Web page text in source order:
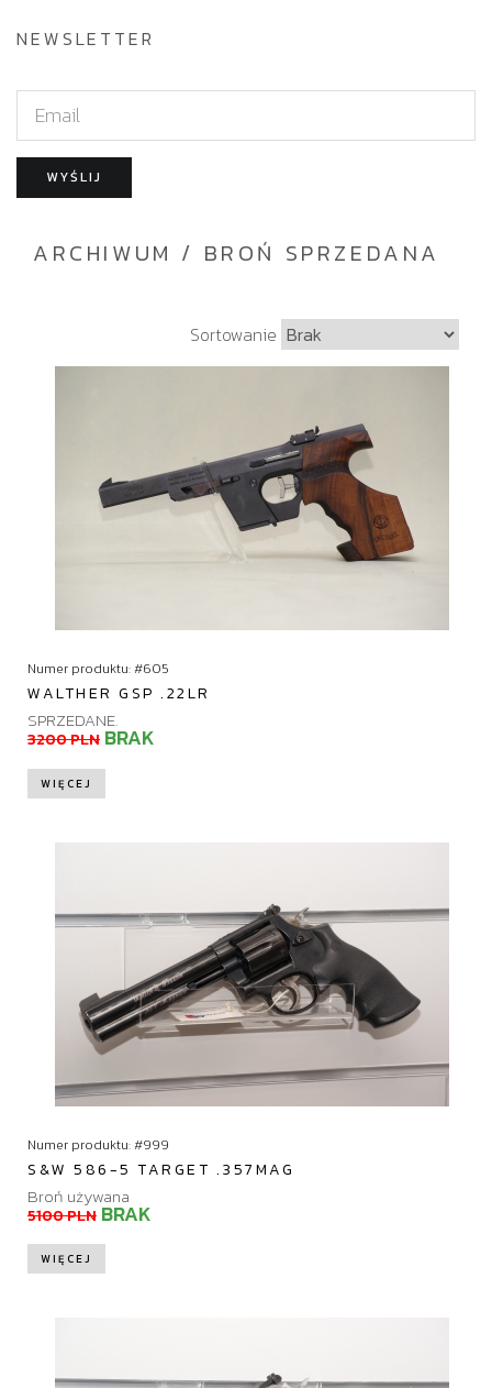
NEWSLETTER
a
i
WYŚLIJ
ARCHIWUM / BROŃ SPRZEDANA
S
o
j
Sortowanie
Numer produktu: #605
WALTHER GSP .22LR
SPRZEDANE.
3200 PLN BRAK
WIĘCEJ
Numer produktu: #999
S&W 586-5 TARGET .357MAG
Broń używana
5100 PLN BRAK
WIĘCEJ